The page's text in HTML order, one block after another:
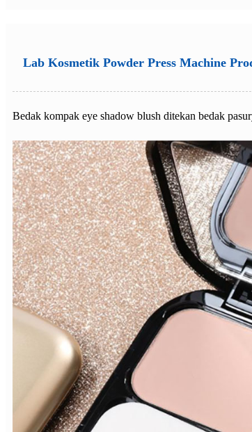
Lab Kosmetik Powder Press Machine
Bedak kompak eye shadow blush ditekan bedak